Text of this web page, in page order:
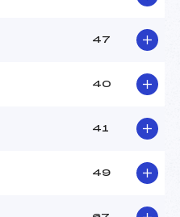
+ 5°
U16->Mas
47
40
41
49